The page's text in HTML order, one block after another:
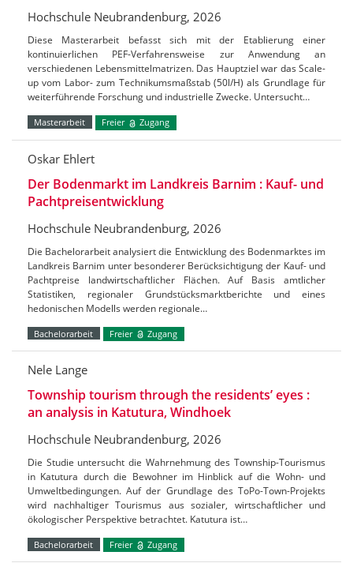
Hochschule Neubrandenburg, 2026
Diese Masterarbeit befasst sich mit der Etablierung einer
kontinuierlichen PEF-Verfahrensweise zur Anwendung an
verschiedenen Lebensmittelmatrizen. Das Hauptziel war das Scale-
up vom Labor- zum Technikumsmaßstab (50l/H) als Grundlage für
weiterführende Forschung und industrielle Zwecke. Untersucht…
Masterarbeit Freier Zugang
Oskar Ehlert
Der Bodenmarkt im Landkreis Barnim : Kauf- und
Pachtpreisentwicklung
Hochschule Neubrandenburg, 2026
Die Bachelorarbeit analysiert die Entwicklung des Bodenmarktes im
Landkreis Barnim unter besonderer Berücksichtigung der Kauf- und
Pachtpreise landwirtschaftlicher Flächen. Auf Basis amtlicher
Statistiken, regionaler Grundstücksmarktberichte und eines
hedonischen Modells werden regionale…
Bachelorarbeit Freier Zugang
Nele Lange
Township tourism through the residents’ eyes :
an analysis in Katutura, Windhoek
Hochschule Neubrandenburg, 2026
Die Studie untersucht die Wahrnehmung des Township-Tourismus
in Katutura durch die Bewohner im Hinblick auf die Wohn- und
Umweltbedingungen. Auf der Grundlage des ToPo-Town-Projekts
wird nachhaltiger Tourismus aus sozialer, wirtschaftlicher und
ökologischer Perspektive betrachtet. Katutura ist…
Bachelorarbeit Freier Zugang